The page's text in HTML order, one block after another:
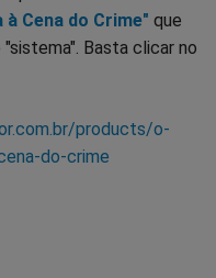
Cena do Crime" que
Basta clicar no
products/o-
do-crime